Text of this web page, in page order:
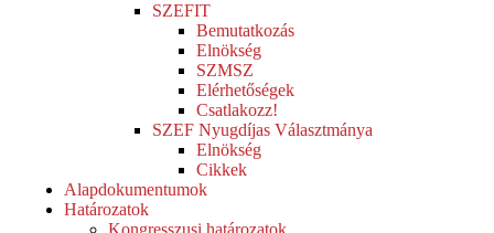
SZEFIT
Bemutatkozás
Elnökség
SZMSZ
Elérhetőségek
Csatlakozz!
SZEF Nyugdíjas Választmánya
Elnökség
Cikkek
Alapdokumentumok
Határozatok
Kongresszusi határozatok